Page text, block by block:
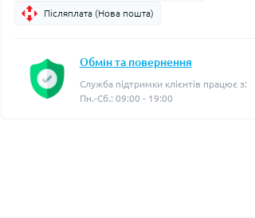
Післяплата (Нова пошта)
Обмін та повернення
Служба підтримки клієнтів працює з:
Пн.-Сб.: 09:00 - 19:00